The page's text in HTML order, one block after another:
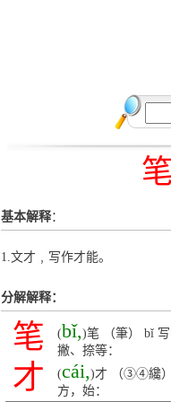
基本解释：
1.文才﹐写作才能。
分解解释：
笔 (bǐ,)笔 （筆） bǐ
撇、捺等：
才 (cái,)才 （③④纔）
方，始：